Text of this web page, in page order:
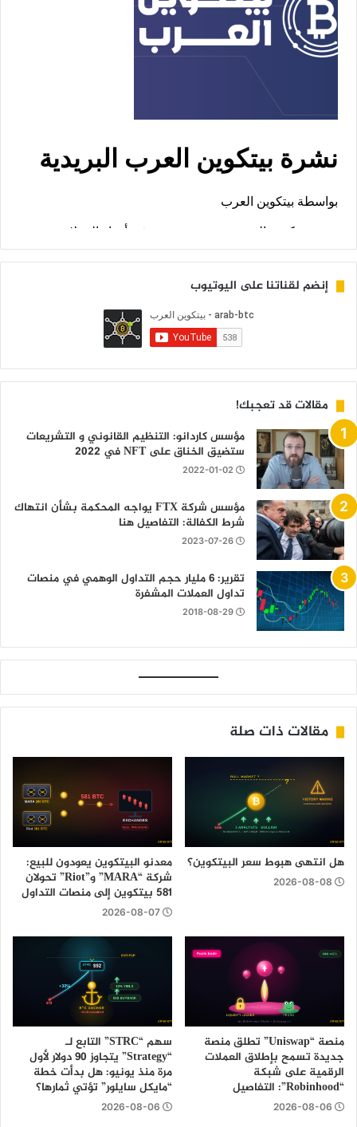
إنضم لقناتنا على اليوتيوب
مقالات قد تعجبك!
مؤسس كاردانو: التنظيم القانوني و التشريعات
ستضيق الخناق على NFT في 2022
2022-01-02
مؤسس شركة FTX يواجه المحكمة بشأن انتهاك
شرط الكفالة: التفاصيل هنا
2023-07-26
تقرير: 6 مليار حجم التداول الوهمي في منصات
تداول العملات المشفرة
2018-08-29
مقالات ذات صلة
هل انتهى هبوط سعر البيتكوين؟
2026-08-08
معدنو البيتكوين يعودون للبيع:
شركة “MARA” و”Riot” تحولان
581 بيتكوين إلى منصات التداول
2026-08-07
منصة “Uniswap” تطلق منصة
جديدة تسمح بإطلاق العملات
الرقمية على شبكة
“Robinhood”: التفاصيل
2026-08-06
سهم “STRC” التابع لـ
“Strategy” يتجاوز 90 دولار لأول
مرة منذ يونيو: هل بدأت خطة
“مايكل سايلور” تؤتي ثمارها؟
2026-08-06